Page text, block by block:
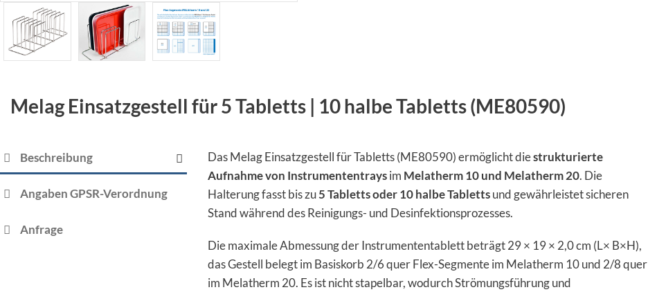
Melag Einsatzgestell für 5 Tabletts | 10 halbe Tabletts (ME80590)
Beschreibung
Angaben GPSR-Verordnung
Anfrage
Das Melag Einsatzgestell für Tabletts (ME80590) ermöglicht diestrukturierte
Aufnahme von Instrumententraysim Melatherm 10 und Melatherm 20. Die
Halterung fasst bis zu5 Tabletts oder 10 halbe Tablettsund gewährleistet sicheren
Stand während des Reinigungs- und Desinfektionsprozesses.
Die maximale Abmessung der Instrumententablett beträgt 29 × 19 × 2,0 cm (L× B×H),
das Gestell belegt im Basiskorb 2/6 quer Flex-Segmente im Melatherm 10 und 2/8 quer
im Melatherm 20. Es ist nicht stapelbar, wodurch Strömungsführung und